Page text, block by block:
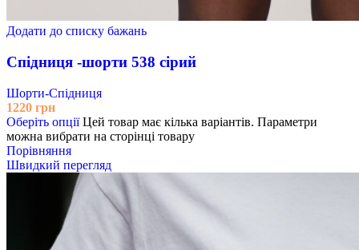
Додати до списку бажань
Спідниця -шорти 538 сірий
Шорти-Спідниця
1220 грн
Оберіть опції Цей товар має кілька варіантів. Параметри
можна вибрати на сторінці товару
Порівняння
Швидкий перегляд